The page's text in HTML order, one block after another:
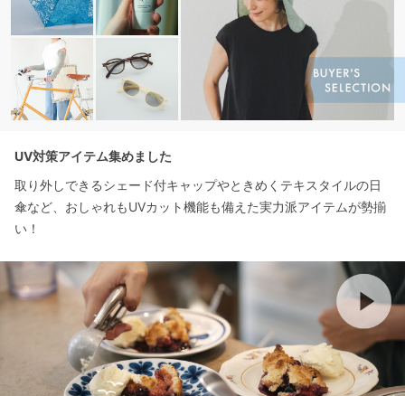
UV対策アイテム集めました
取り外しできるシェード付キャップやときめくテキスタイルの日
傘など、おしゃれもUVカット機能も備えた実力派アイテムが勢揃
い！